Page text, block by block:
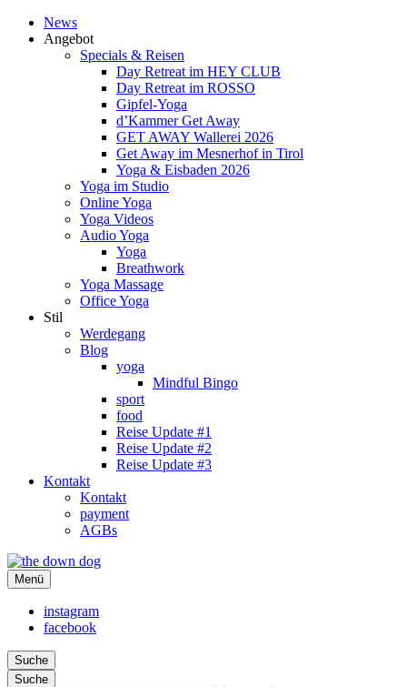
News
Angebot
Specials & Reisen
Day Retreat im HEY CLUB
Day Retreat im ROSSO
Gipfel-Yoga
d’Kammer Get Away
GET AWAY Wallerei 2026
Get Away im Mesnerhof in Tirol
Yoga & Eisbaden 2026
Yoga im Studio
Online Yoga
Yoga Videos
Audio Yoga
Yoga
Breathwork
Yoga Massage
Office Yoga
Stil
Werdegang
Blog
yoga
Mindful Bingo
sport
food
Reise Update #1
Reise Update #2
Reise Update #3
Kontakt
Kontakt
payment
AGBs
the down dog
Christina Ilchman
Menü
instagram
facebook
Suche
Suche